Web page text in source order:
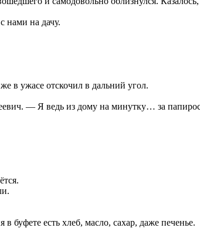
нами на дачу.
в ужасе отскочил в дальний угол.
— Я ведь из дому на минутку… за
есть хлеб, масло, сахар, даже печенье.